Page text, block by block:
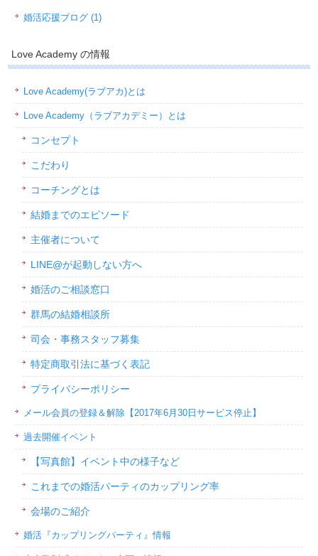
婚活応援ブログ (1)
Love Academy の情報
Love Academy(ラブアカ)とは
Love Academy（ラブアカデミー）とは
コンセプト
こだわり
コーチングとは
結婚までのエピソード
主催者について
LINE@が起動しない方へ
婚活のご相談窓口
群馬の結婚相談所
司会・事務スタッフ募集
特定商取引法に基づく表記
プライバシーポリシー
メール会員の登録＆解除【2017年6月30日サービス停止】
過去開催イベント
【写真館】イベント中の様子など
これまでの婚活パーティのカップリング率
会場のご紹介
婚活『カップリングパーティ』情報